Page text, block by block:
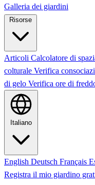
Galleria dei giardini
Risorse
Articoli Calcolatore di
colturale Verifica
di gelo Verifica ore di
Italiano
English Deutsch Français
Registra il mio giardino